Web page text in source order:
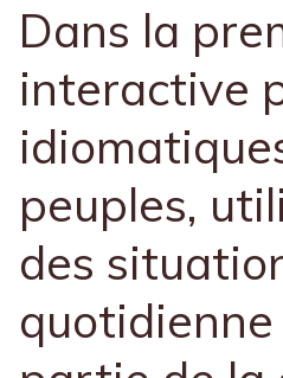
Dans la
interactive
peuples,
des